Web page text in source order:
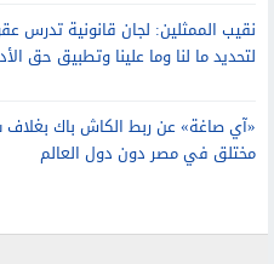
هيئة التنمية الصناعية: الإيجار
المستثمرين
نقيب الممثلين: لجان قانونية تدرس
لتحديد ما لنا وما علينا وتطبيق حق
مختلق في مصر دون دول العالم